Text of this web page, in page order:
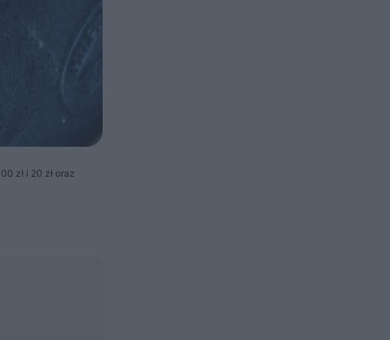
zł i 20 zł oraz